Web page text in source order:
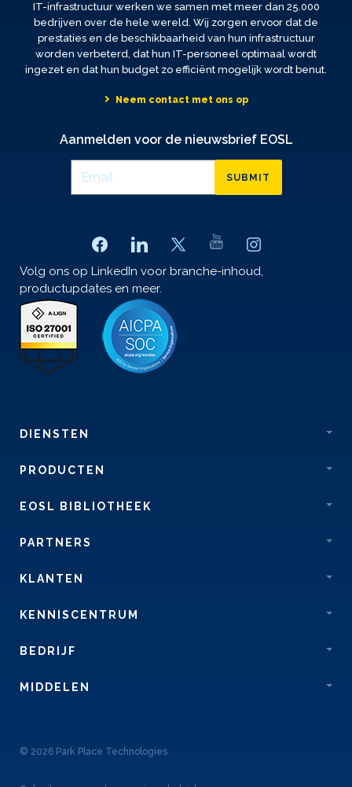
IT-infrastructuur werken we samen met meer dan 25.000
bedrijven over de hele wereld. Wij zorgen ervoor dat de
prestaties en de beschikbaarheid van hun infrastructuur
worden verbeterd, dat hun IT-personeel optimaal wordt
ingezet en dat hun budget zo efficiënt mogelijk wordt benut.
Neem contact met ons op
Aanmelden voor de nieuwsbrief EOSL
SUBMIT
Volg ons op LinkedIn voor branche-inhoud,
productupdates en meer.
DIENSTEN
PRODUCTEN
EOSL BIBLIOTHEEK
PARTNERS
KLANTEN
KENNISCENTRUM
BEDRIJF
MIDDELEN
© 2026 Park Place Technologies